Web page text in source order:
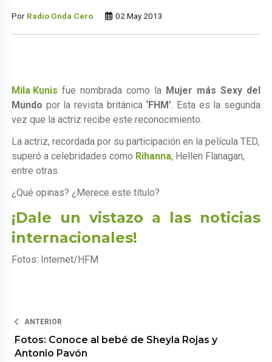
Por Radio Onda Cero 02 May 2013
Mila Kunis fue nombrada como la Mujer más Sexy del
Mundo por la revista británica ‘FHM’. Esta es la segunda
vez que la actriz recibe este reconocimiento.
La actriz, recordada por su participación en la película TED,
superó a celebridades como Rihanna, Hellen Flanagan,
entre otras.
¿Qué opinas? ¿Merece este título?
¡Dale un vistazo a las noticias
internacionales!
Fotos: Internet/HFM
ANTERIOR
Fotos: Conoce al bebé de Sheyla Rojas y
Antonio Pavón